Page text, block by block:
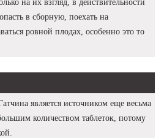
на их взгляд, в действительности
в сборную, поехать на
ровной плодах, особенно это то
является источником еще весьма
количеством таблеток, потому